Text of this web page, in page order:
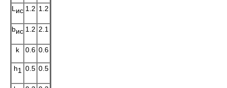
L ис 1.2 1.2
bис 1.2 2.1
k 0.6 0.6
h1 0.5 0.5